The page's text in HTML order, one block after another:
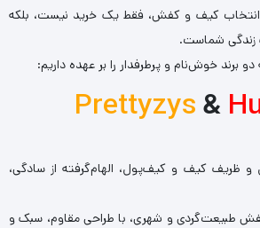
انتخاب کیف و کفش، فقط یک خرید نیست، بلکه
شماست.
برند خوش‌نام و پرطرفدار را بر عهده داریم:
Prettyzys&
و ظریف کیف و کیف‌پول، الهام‌گرفته از سادگی،
طبیعت‌گردی و شهری، با طراحی مقاوم، سبک و